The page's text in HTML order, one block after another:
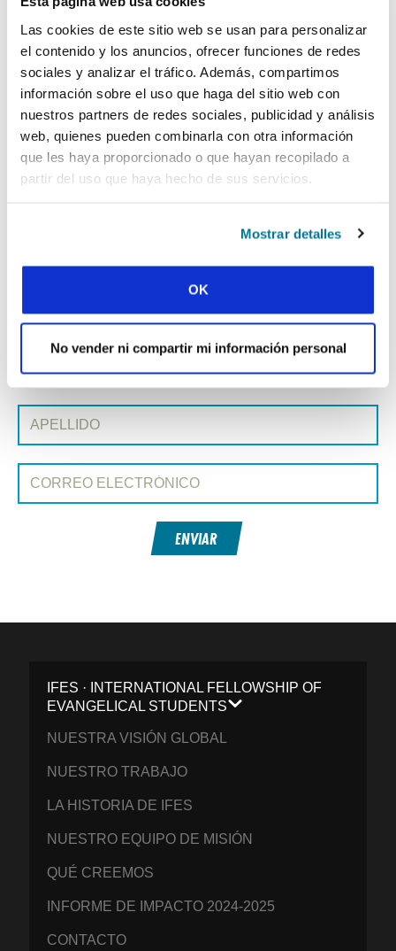
Las cookies de este sitio web se usan para personalizar
el contenido y los anuncios, ofrecer funciones de redes
sociales y analizar el tráfico. Además, compartimos
información sobre el uso que haga del sitio web con
nuestros partners de redes sociales, publicidad y análisis
web, quienes pueden combinarla con otra información
que les haya proporcionado o que hayan recopilado a
partir del uso que haya hecho de sus servicios.
Mostrar detalles
OK
No vender ni compartir mi información personal
NO HABÍA VISTO A UN
CRISTIANO HASTA ENTONCES
Sonam trabaja en una obra pionera en Asia del Sur
« Publicación anterior
Todas las publicaciones de Conexión
Publicación siguiente »
REGÍSTRATE EN CONEXIÓN
Nombre de pila:
Apellido:
Correo electrónico:
ENVIAR
IFES · INTERNATIONAL FELLOWSHIP OF
EVANGELICAL STUDENTS
NUESTRA VISIÓN GLOBAL
NUESTRO TRABAJO
LA HISTORIA DE IFES
NUESTRO EQUIPO DE MISIÓN
QUÉ CREEMOS
INFORME DE IMPACTO 2024-2025
CONTACTO